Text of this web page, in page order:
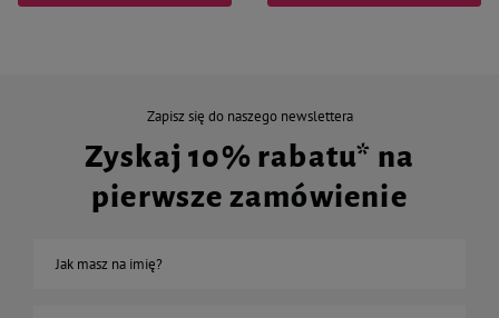
Zapisz się do naszego newslettera
Zyskaj 10% rabatu* na
pierwsze zamówienie
Jak masz na imię?